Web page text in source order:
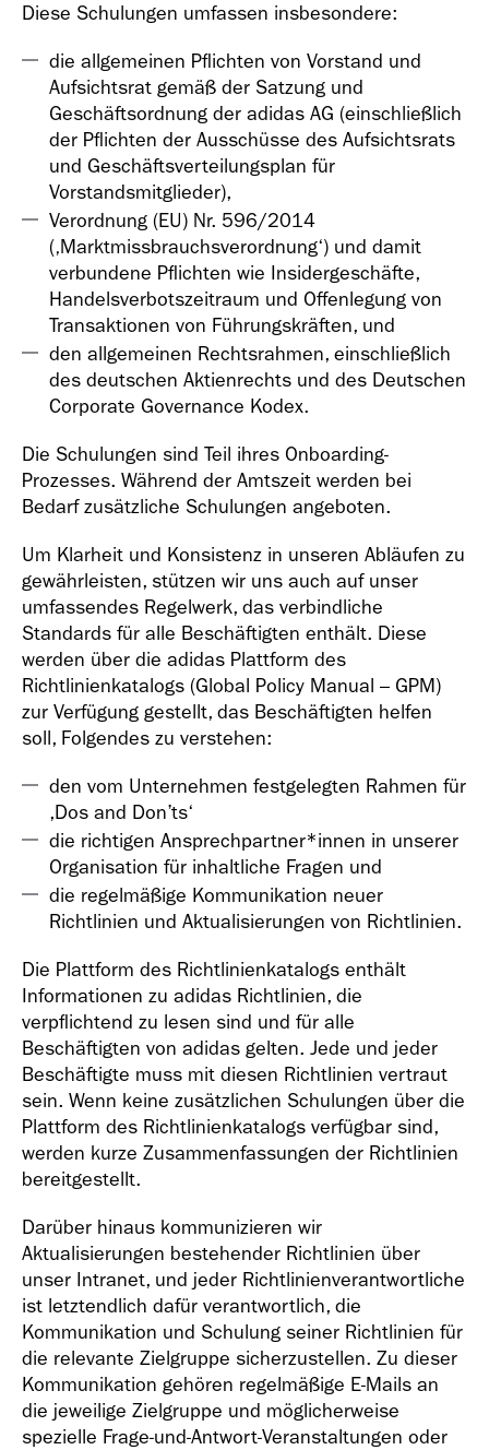
Diese Schulungen umfassen insbesondere:
die allgemeinen Pflichten von Vorstand und
Aufsichtsrat gemäß der Satzung und
Geschäftsordnung der adidas AG (einschließlich
der Pflichten der Ausschüsse des Aufsichtsrats
und Geschäftsverteilungsplan für
Vorstandsmitglieder),
Verordnung (EU) Nr. 596/2014
(‚Marktmissbrauchsverordnung‘) und damit
verbundene Pflichten wie Insidergeschäfte,
Handelsverbotszeitraum und Offenlegung von
Transaktionen von Führungskräften, und
den allgemeinen Rechtsrahmen, einschließlich
des deutschen Aktienrechts und des Deutschen
Corporate Governance Kodex.
Die Schulungen sind Teil ihres Onboarding-
Prozesses. Während der Amtszeit werden bei
Bedarf zusätzliche Schulungen angeboten.
Um Klarheit und Konsistenz in unseren Abläufen zu
gewährleisten, stützen wir uns auch auf unser
umfassendes Regelwerk, das verbindliche
Standards für alle Beschäftigten enthält. Diese
werden über die adidas Plattform des
Richtlinienkatalogs (Global Policy Manual – GPM)
zur Verfügung gestellt, das Beschäftigten helfen
soll, Folgendes zu verstehen:
den vom Unternehmen festgelegten Rahmen für
,Dos and Don’ts‘
die richtigen Ansprechpartner*innen in unserer
Organisation für inhaltliche Fragen und
die regelmäßige Kommunikation neuer
Richtlinien und Aktualisierungen von Richtlinien.
Die Plattform des Richtlinienkatalogs enthält
Informationen zu adidas Richtlinien, die
verpflichtend zu lesen sind und für alle
Beschäftigten von adidas gelten. Jede und jeder
Beschäftigte muss mit diesen Richtlinien vertraut
sein. Wenn keine zusätzlichen Schulungen über die
Plattform des Richtlinienkatalogs verfügbar sind,
werden kurze Zusammenfassungen der Richtlinien
bereitgestellt.
Darüber hinaus kommunizieren wir
Aktualisierungen bestehender Richtlinien über
unser Intranet, und jeder Richtlinienverantwortliche
ist letztendlich dafür verantwortlich, die
Kommunikation und Schulung seiner Richtlinien für
die relevante Zielgruppe sicherzustellen. Zu dieser
Kommunikation gehören regelmäßige E-Mails an
die jeweilige Zielgruppe und möglicherweise
spezielle Frage-und-Antwort-Veranstaltungen oder